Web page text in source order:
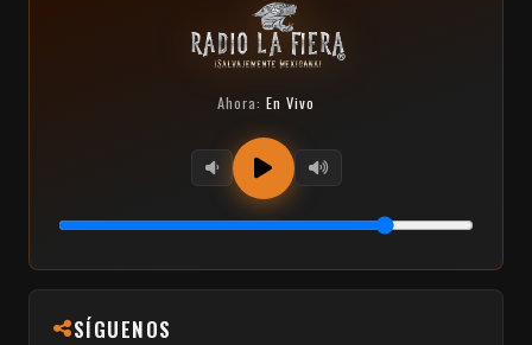
Ahora: En Vivo
SÍGUENOS